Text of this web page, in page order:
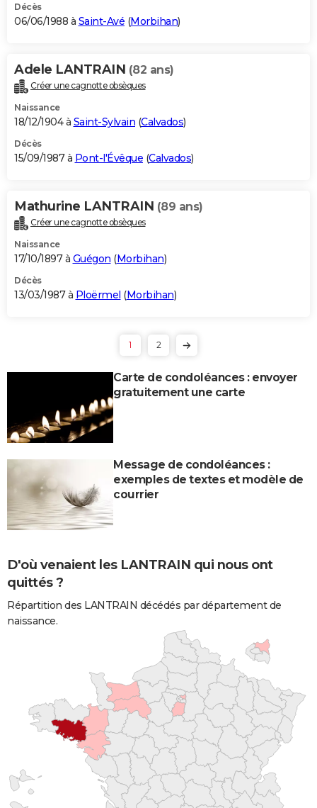
Décès
06/06/1988 à Saint-Avé (Morbihan)
Adele LANTRAIN (82 ans)
Créer une cagnotte obsèques
Naissance
18/12/1904 à Saint-Sylvain (Calvados)
Décès
15/09/1987 à Pont-l'Évêque (Calvados)
Mathurine LANTRAIN (89 ans)
Créer une cagnotte obsèques
Naissance
17/10/1897 à Guégon (Morbihan)
Décès
13/03/1987 à Ploërmel (Morbihan)
1 2
Carte de condoléances : envoyer
gratuitement une carte
Message de condoléances :
exemples de textes et modèle de
courrier
D'où venaient les LANTRAIN qui nous ont
quittés ?
Répartition des LANTRAIN décédés par département de
naissance.